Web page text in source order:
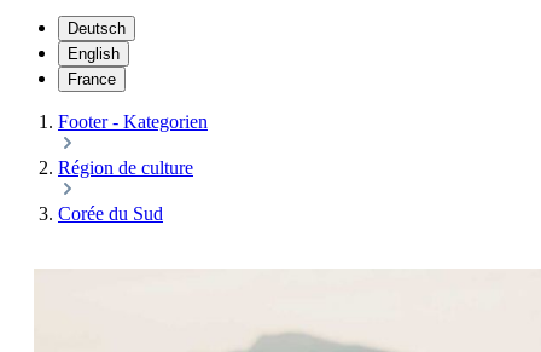
Deutsch
English
France
Footer - Kategorien
Région de culture
Corée du Sud